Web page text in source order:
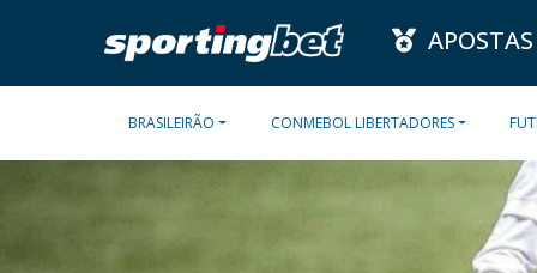
BRASILEIRÃO CONMEBOL LIBERTADORES